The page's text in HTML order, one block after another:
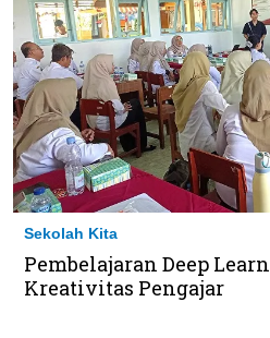
Sekolah Kita
Pembelajaran Deep
Kreativitas Pengajar